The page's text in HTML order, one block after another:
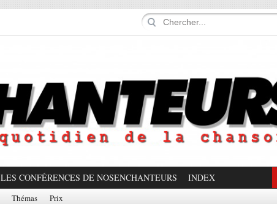
LES CONFÉRENCES DE NOSENCHANTEURS INDEX
Thémas Prix